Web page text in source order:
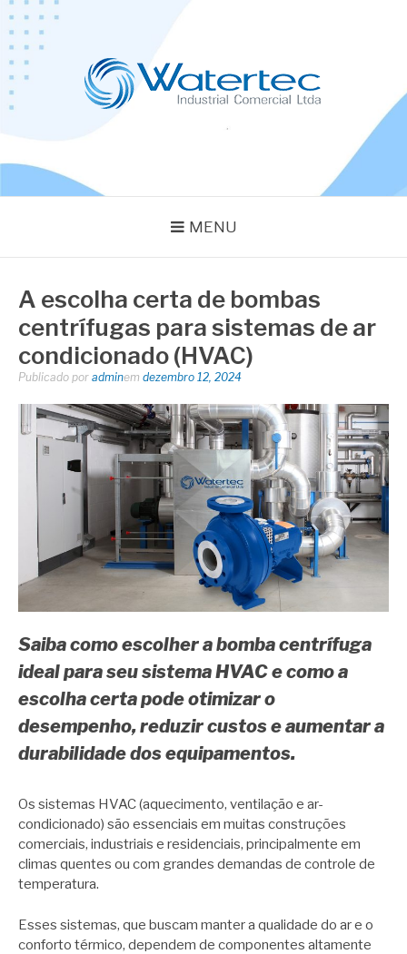
Pular
para
conteúdo
MENU
A escolha certa de bombas
centrífugas para sistemas de ar
condicionado (HVAC)
Publicado por adminem dezembro 12, 2024
Saiba como escolher a bomba centrífuga
ideal para seu sistema HVAC e como a
escolha certa pode otimizar o
desempenho, reduzir custos e aumentar a
durabilidade dos equipamentos.
Os sistemas HVAC (aquecimento, ventilação e ar-
condicionado) são essenciais em muitas construções
comerciais, industriais e residenciais, principalmente em
climas quentes ou com grandes demandas de controle de
temperatura.
Esses sistemas, que buscam manter a qualidade do ar e o
conforto térmico, dependem de componentes altamente